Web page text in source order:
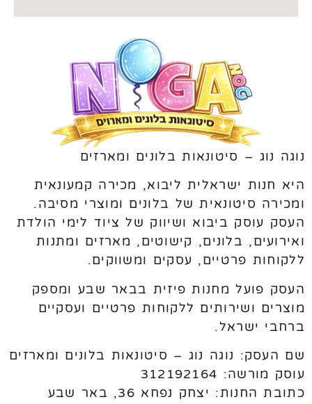
נוגה נוג – סיטונאות בלונים ומארזים
היא חנות ישראלית ליבוא, מכירה קמעונאית
ומכירה סיטונאית של בלונים ומוצרי מסיבה.
העסק עוסק ביבוא ושיווק של ציוד לימי הולדת
ואירועים, בלונים, קישוטים, מארזים ומתנות
ללקוחות פרטיים, עסקים ומשווקים.
העסק פועל מחנות פיזית בבאר שבע ומספק
מוצרים ושירותים ללקוחות פרטיים ועסקיים
ברחבי ישראל.
שם העסק: נוגה נוג – סיטונאות בלונים ומארזים
עוסק מורשה: 312192164
כתובת החנות: יצחק נפחא 36, באר שבע